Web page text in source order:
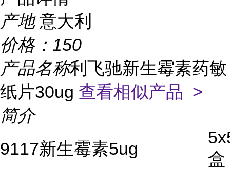
产地 意大利
价格： 150
产品名称利飞驰新生霉素药敏
纸片30ug 查看相似产品 >
简介
9117新生霉素5ug
盒